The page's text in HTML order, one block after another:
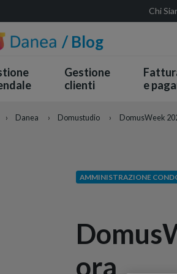
Chi
/ Blog
Gestione
clienti
e
› Danea › Domustudio › DomusWeek
AMMINISTRAZIONE
ora